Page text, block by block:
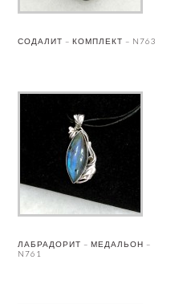
СОДАЛИТ – КОМПЛЕКТ – N763
ЛАБРАДОРИТ – МЕДАЛЬОН –
N761